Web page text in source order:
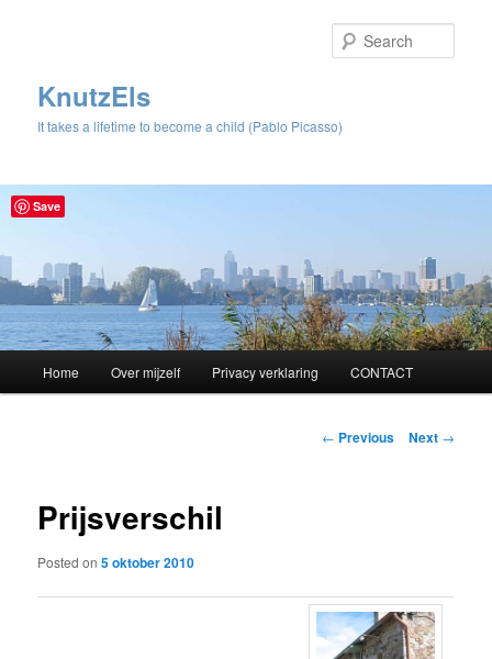
KnutzEls
It takes a lifetime to become a child (Pablo Picasso)
Skip
content
Home Over mijzelf Privacy verklaring CONTACT
Post
← Previous Next →
Prijsverschil
Posted on5 oktober 2010
Save